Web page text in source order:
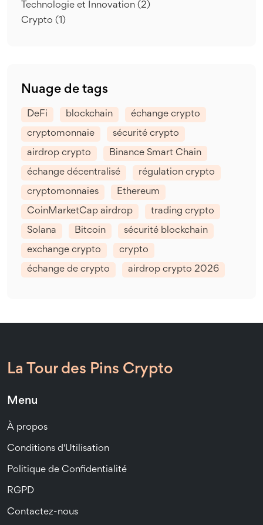
Technologie et Innovation (2)
Crypto (1)
Nuage de tags
DeFi blockchain échange crypto
cryptomonnaie sécurité crypto
airdrop crypto Binance Smart Chain
échange décentralisé régulation crypto
cryptomonnaies Ethereum
CoinMarketCap airdrop trading crypto
Solana Bitcoin sécurité blockchain
exchange crypto crypto
échange de crypto airdrop crypto 2026
La Tour des Pins Crypto
Menu
À propos
Conditions d'Utilisation
Politique de Confidentialité
RGPD
Contactez-nous